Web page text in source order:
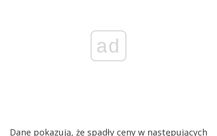
ad
Dane pokazują, że spadły ceny w następujących